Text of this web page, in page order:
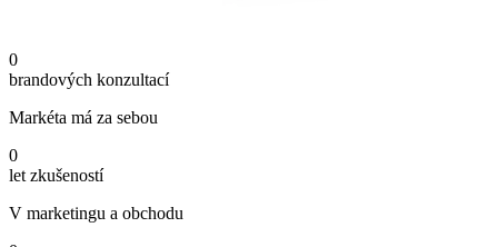
0
brandových konzultací
Markéta má za sebou
0
let zkušeností
V marketingu a obchodu